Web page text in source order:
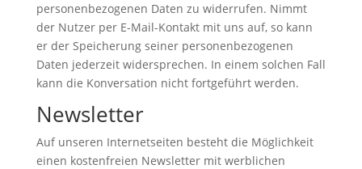
personenbezogenen Daten zu widerrufen. Nimmt
der Nutzer per E-Mail-Kontakt mit uns auf, so kann
er der Speicherung seiner personenbezogenen
Daten jederzeit widersprechen. In einem solchen Fall
kann die Konversation nicht fortgeführt werden.
Newsletter
Auf unseren Internetseiten besteht die Möglichkeit
einen kostenfreien Newsletter mit werblichen